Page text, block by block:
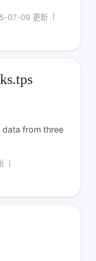
07-09 更新
data from three